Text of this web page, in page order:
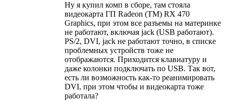
Ну я купил комп в сборе, там стояла
видеокарта ГП Radeon (TM) RX 470
Graphics, при этом все разъемы на материнке
не работают, включая jack (USB работают).
PS/2, DVI, jack не работают точно, в списке
проблемных устройств тоже не
отображаются. Приходится клавиатуру и
даже колонки подключать по USB. Так вот,
есть ли возможность как-то реанимировать
DVI, при этом чтобы и видеокарта тоже
работала?